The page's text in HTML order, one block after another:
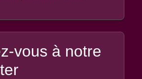
vous à notre